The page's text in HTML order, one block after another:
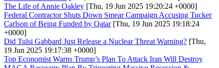
The Life of Annie Oakley [Thu, 19 Jun 2025 19:20:24 +0000]
Federal Contractor Shuts Down Smear Campaign Accusing Tucker
Carlson of Being Funded by Qatar[Thu, 19 Jun 2025 19:18:24
+0000]
Did Tulsi Gabbard Just Release a Nuclear Threat Warning? [Thu,
19 Jun 2025 19:17:38 +0000]
Top Economist Warns Trump’s Plan To Attack Iran Will Destroy